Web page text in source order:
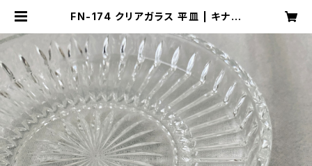
FN-174 クリアガラス 平皿 | キナザ